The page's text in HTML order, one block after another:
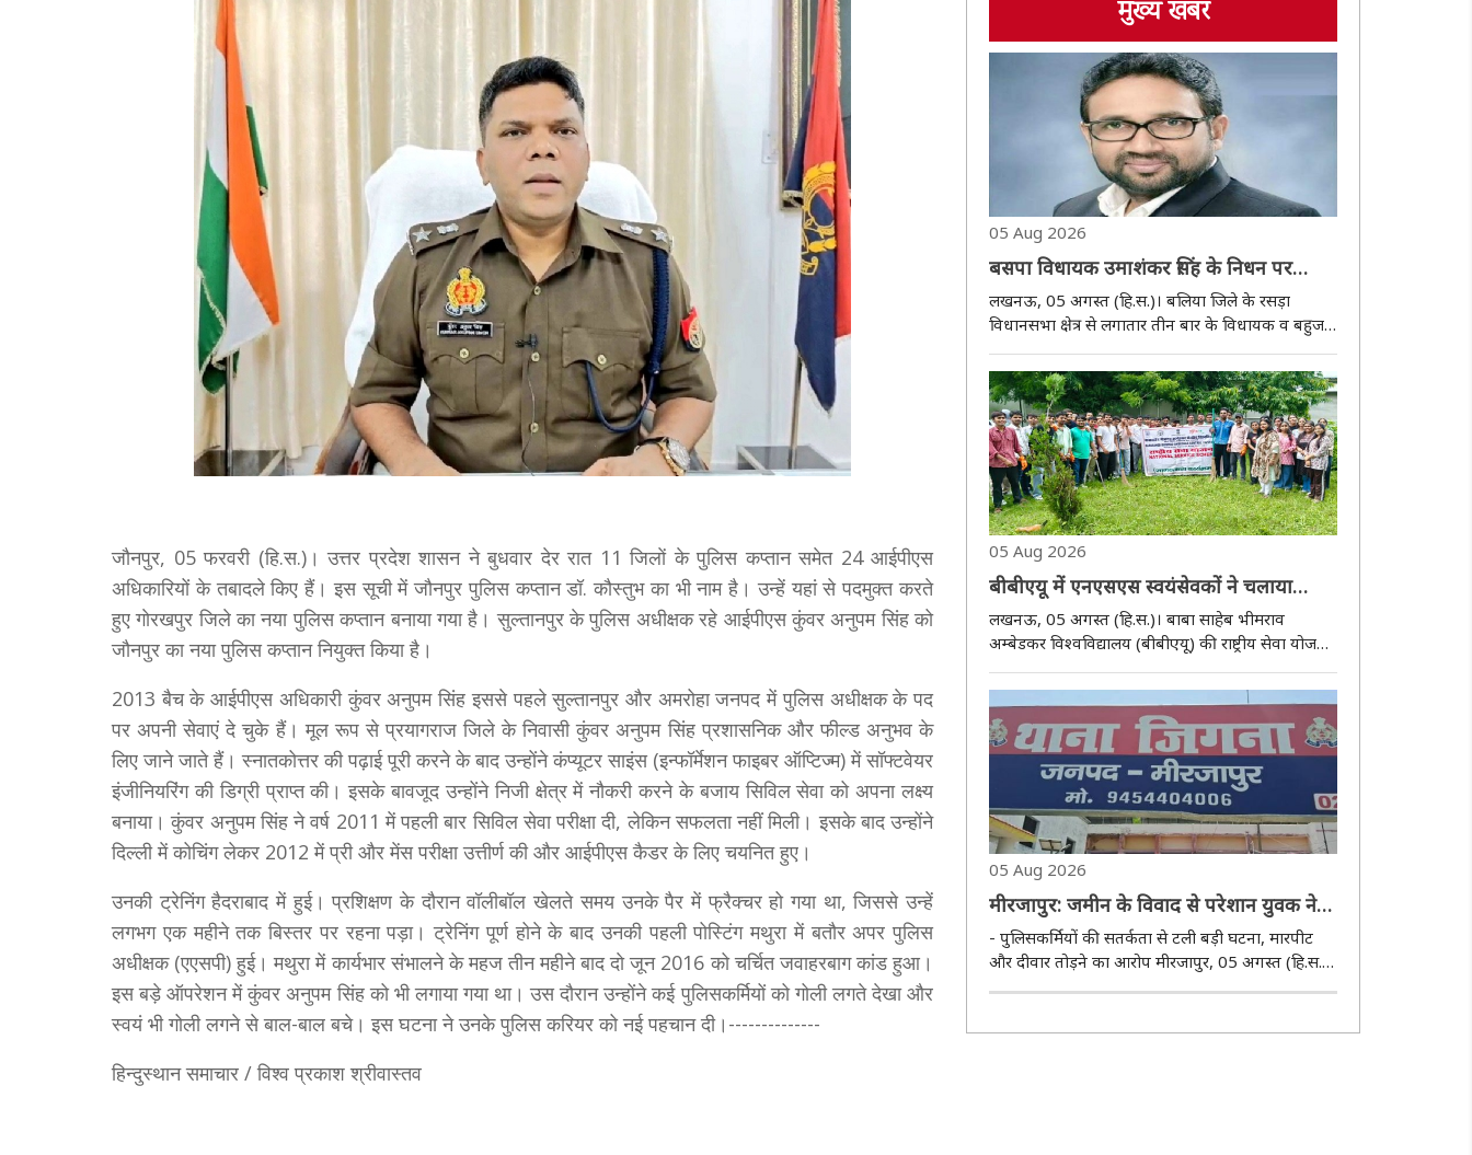
जौनपुर, 05 फरवरी (हि.स.)। उत्तर प्रदेश शासन ने बुधवार देर रात 11 जिलाें के पुलिस कप्तान समेत 24 आईपीएस
अधिकारियों के तबादले किए हैं। इस सूची में जाैनपुर पुलिस कप्तान डॉ. कौस्तुभ का भी नाम है। उन्हें यहां से पदमुक्त करते
हुए गाेरखपुर जिले का नया पुलिस कप्तान बनाया गया है। सुल्तानपुर के पुलिस अधीक्षक रहे आईपीएस कुंवर अनुपम सिंह को
जौनपुर का नया पुलिस कप्तान नियुक्त किया है।
2013 बैच के आईपीएस अधिकारी कुंवर अनुपम सिंह इससे पहले सुल्तानपुर और अमरोहा जनपद में पुलिस अधीक्षक के पद
पर अपनी सेवाएं दे चुके हैं। मूल रूप से प्रयागराज जिले के निवासी कुंवर अनुपम सिंह प्रशासनिक और फील्ड अनुभव के
लिए जाने जाते हैं। स्नातकोत्तर की पढ़ाई पूरी करने के बाद उन्होंने कंप्यूटर साइंस (इन्फॉर्मेशन फाइबर ऑप्टिज्म) में सॉफ्टवेयर
इंजीनियरिंग की डिग्री प्राप्त की। इसके बावजूद उन्होंने निजी क्षेत्र में नौकरी करने के बजाय सिविल सेवा को अपना लक्ष्य
बनाया। कुंवर अनुपम सिंह ने वर्ष 2011 में पहली बार सिविल सेवा परीक्षा दी, लेकिन सफलता नहीं मिली। इसके बाद उन्होंने
दिल्ली में कोचिंग लेकर 2012 में प्री और मेंस परीक्षा उत्तीर्ण की और आईपीएस कैडर के लिए चयनित हुए।
उनकी ट्रेनिंग हैदराबाद में हुई। प्रशिक्षण के दौरान वॉलीबॉल खेलते समय उनके पैर में फ्रैक्चर हो गया था, जिससे उन्हें
लगभग एक महीने तक बिस्तर पर रहना पड़ा। ट्रेनिंग पूर्ण होने के बाद उनकी पहली पोस्टिंग मथुरा में बतौर अपर पुलिस
अधीक्षक (एएसपी) हुई। मथुरा में कार्यभार संभालने के महज तीन महीने बाद दाे जून 2016 को चर्चित जवाहरबाग कांड हुआ।
इस बड़े ऑपरेशन में कुंवर अनुपम सिंह को भी लगाया गया था। उस दौरान उन्होंने कई पुलिसकर्मियों को गोली लगते देखा और
स्वयं भी गोली लगने से बाल-बाल बचे। इस घटना ने उनके पुलिस करियर को नई पहचान दी।--------------
हिन्दुस्थान समाचार / विश्व प्रकाश श्रीवास्तव
मुख्य खबर
05 Aug 2026
बसपा विधायक उमाशंकर सिंह के निधन पर
सतीश महाना, मुख्यमंत्री याेगी और मायावती ने
जताई शोक संवेदना
लखनऊ, 05 अगस्त (हि.स.)। बलिया जिले के रसड़ा
विधानसभा क्षेत्र से लगातार तीन बार के विधायक व बहुजन
समाज पार्टी (बसपा) के वरिष्ठ नेता उमाशंकर सिंह का
बुधवार शाम दिल्ली में निधन हो गया। उनके निधन पर
विधानसभा अध्यक्ष सतीश महाना, उत्तर प्रदेश के मुख्यमंत..
05 Aug 2026
बीबीएयू में एनएसएस स्वयंसेवकों ने चलाया
स्वच्छता अभियान, स्वच्छता का संदेश दिया
लखनऊ, 05 अगस्त (हि.स.)। बाबा साहेब भीमराव
अम्बेडकर विश्वविद्यालय (बीबीएयू) की राष्ट्रीय सेवा योजना
(एनएसएस) इकाइयों की ओर से ''स्वच्छता पखवाड़ा'' के
अंतर्गत विश्वविद्यालय परिसर में स्वच्छता बुधवार को सफाई
अभियान चलाया गया। इसके तहत स्वयंसेवकों ..
05 Aug 2026
मीरजापुर: जमीन के विवाद से परेशान युवक ने
थाने में किया आत्मदाह का प्रयास, पुलिस ने
बचाई जान
- पुलिसकर्मियों की सतर्कता से टली बड़ी घटना, मारपीट
और दीवार तोड़ने का आरोप मीरजापुर, 05 अगस्त (हि.स.)।
उत्तर प्रदेश के मीरजापुर जिले में जिगना थाना परिसर में
विवाद से परेशान एक युवक ने अपने ऊपर पेट्रोल ..